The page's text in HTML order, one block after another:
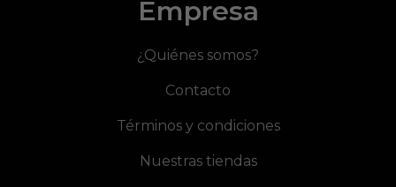
Empresa
¿Quiénes somos?
Contacto
Términos y condiciones
Nuestras tiendas